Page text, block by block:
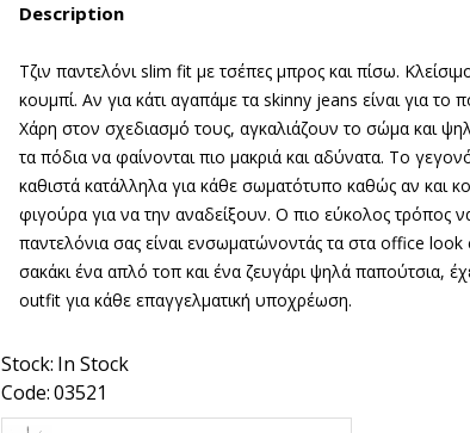
Description
Τζιν παντελόνι slim fit με τσέπες μπρος και πίσω.
κουμπί. Αν για κάτι αγαπάμε τα skinny jeans είναι για το
Χάρη στον σχεδιασμό τους, αγκαλιάζουν το σώμα και
τα πόδια να φαίνονται πιο μακριά και αδύνατα. Το
καθιστά κατάλληλα για κάθε σωματότυπο καθώς αν και
φιγούρα για να την αναδείξουν. Ο πιο εύκολος τρόπος
παντελόνια σας είναιενσωματώνοντάς τα στα office look
σακάκιένα απλό τοπ και ένα ζευγάρι ψηλά παπούτσια,
outfit για κάθε επαγγελματική υποχρέωση.
Stock: In Stock
Code:03521